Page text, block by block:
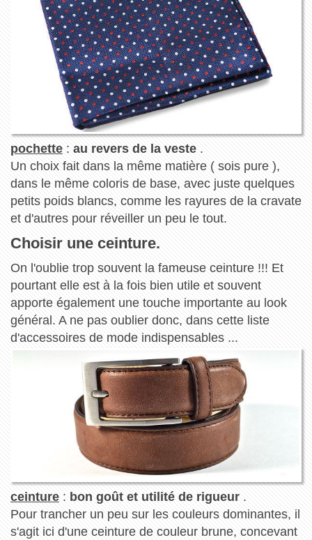
pochette: au revers de la veste.
Un choix fait dans la même matière ( sois pure ),
dans le même coloris de base, avec juste quelques
petits poids blancs, comme les rayures de la cravate
et d'autres pour réveiller un peu le tout.
Choisir une ceinture.
On l'oublie trop souvent la fameuse ceinture !!! Et
pourtant elle est à la fois bien utile et souvent
apporte également une touche importante au look
général. A ne pas oublier donc, dans cette liste
d'accessoires de mode indispensables ...
ceinture: bon goût et utilité de rigueur.
Pour trancher un peu sur les couleurs dominantes, il
s'agit ici d'une ceinture de couleur brune, concevant